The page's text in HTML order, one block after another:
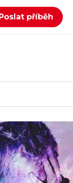
příběh